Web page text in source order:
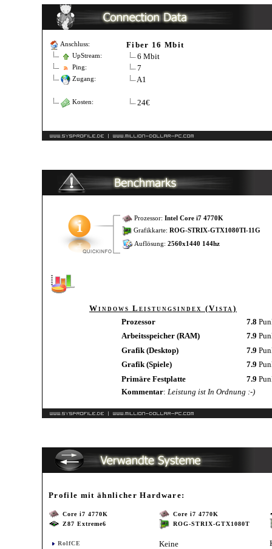
Anschluss: Fiber 16 Mbit
UpStream: 6 Mbit
Ping: 7
Zugang: A1
Kosten: 24€
Prozessor: Intel Core i7 4770K
Grafikkarte: ROG-STRIX-GTX1080TI-11G
Auflösung: 2560x1440 144hz
Windows Leistungsindex (Vista)
Prozessor
7.8
Arbeitsspeicher (RAM)
7.9
Grafik (Desktop)
7.9
Grafik (Spiele)
7.9
Primäre Festplatte
7.9
Kommentar: Leistung ist In Ordnung :-)
Profile mit ähnlicher Hardware:
Core i7 4770K
Z87 Extreme6
RolfCE
Core i7 4770K
ROG-STRIX-GTX1080T
Keine